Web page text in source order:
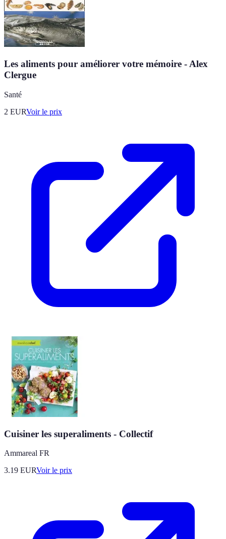
Les aliments pour améliorer votre mémoire - Alex
Clergue
Santé
2 EURVoir le prix
Cuisiner les superaliments - Collectif
Ammareal FR
3.19 EURVoir le prix